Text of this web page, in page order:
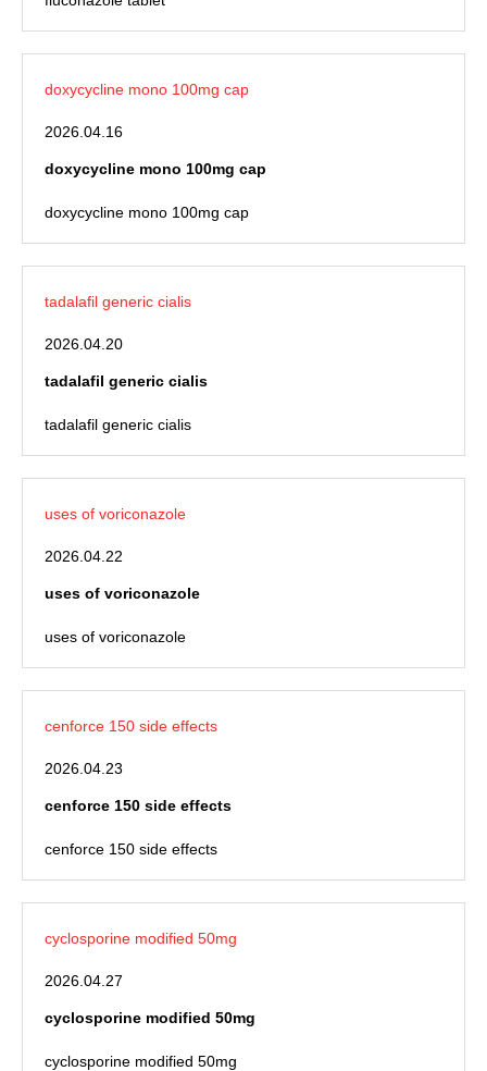
doxycycline mono 100mg cap
2026.04.16
doxycycline mono 100mg cap
doxycycline mono 100mg cap
tadalafil generic cialis
2026.04.20
tadalafil generic cialis
tadalafil generic cialis
uses of voriconazole
2026.04.22
uses of voriconazole
uses of voriconazole
cenforce 150 side effects
2026.04.23
cenforce 150 side effects
cenforce 150 side effects
cyclosporine modified 50mg
2026.04.27
cyclosporine modified 50mg
cyclosporine modified 50mg